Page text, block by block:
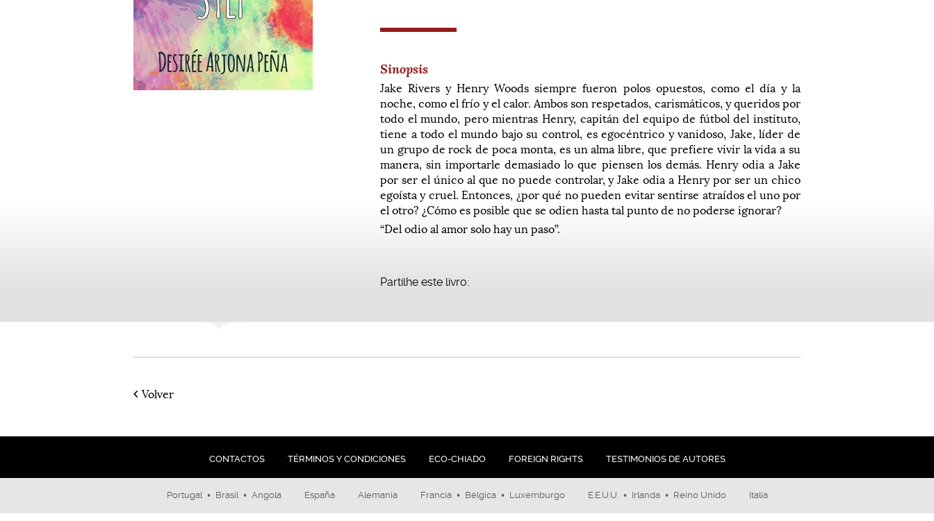
Sinopsis
Jake Rivers y Henry Woods siempre fueron polos opuestos, como el día y la
noche, como el frío y el calor. Ambos son respetados, carismáticos, y queridos por
todo el mundo, pero mientras Henry, capitán del equipo de fútbol del instituto,
tiene a todo el mundo bajo su control, es egocéntrico y vanidoso, Jake, líder de
un grupo de rock de poca monta, es un alma libre, que prefiere vivir la vida a su
manera, sin importarle demasiado lo que piensen los demás. Henry odia a Jake
por ser el único al que no puede controlar, y Jake odia a Henry por ser un chico
egoísta y cruel. Entonces, ¿por qué no pueden evitar sentirse atraídos el uno por
el otro? ¿Cómo es posible que se odien hasta tal punto de no poderse ignorar?
“Del odio al amor solo hay un paso”.
Partilhe este livro:
Volver
CONTACTOS TÉRMINOS Y CONDICIONES ECO-CHIADO FOREIGN RIGHTS TESTIMONIOS DE AUTORES
Portugal • Brasil • Angola España Alemania Francia • Bélgica • Luxemburgo E.E.U.U. • Irlanda • Reino Unido Italia